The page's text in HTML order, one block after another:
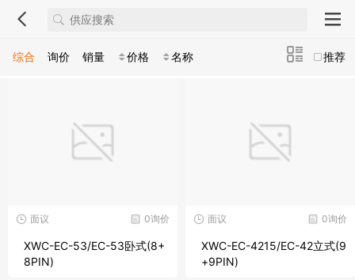
推荐
综合 询价 销量 价格 名称
0询价
面议
XWC-EC-53/EC-53卧式(8+
8PIN)
0询价
面议
XWC-EC-4215/EC-42立式(9
+9PIN)